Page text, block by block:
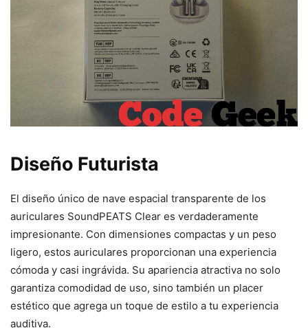
Diseño Futurista
El diseño único de nave espacial transparente de los
auriculares SoundPEATS Clear es verdaderamente
impresionante. Con dimensiones compactas y un peso
ligero, estos auriculares proporcionan una experiencia
cómoda y casi ingrávida. Su apariencia atractiva no solo
garantiza comodidad de uso, sino también un placer
estético que agrega un toque de estilo a tu experiencia
auditiva.